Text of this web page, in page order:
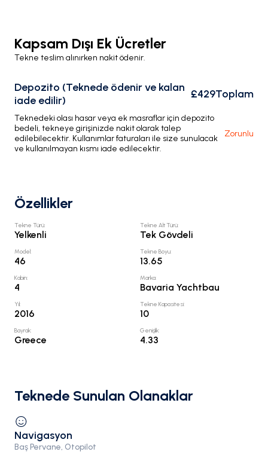
Kapsam Dışı Ek Ücretler
Tekne teslim alınırken nakit ödenir.
Depozito (Teknede ödenir ve kalan
iade edilir)
£429Toplam
Teknedeki olası hasar veya ek masraflar için depozito
bedeli, tekneye girişinizde nakit olarak talep
edilebilecektir. Kullanımlar faturaları ile size sunulacak
ve kullanılmayan kısmı iade edilecektir.
Zorunlu
Özellikler
Tekne Türü:
Yelkenli
Tekne Alt Türü:
Tek Gövdeli
Model:
46
Tekne Boyu:
13.65
Kabin:
4
Marka:
Bavaria Yachtbau
Yıl:
2016
Tekne Kapasitesi:
10
Bayrak:
Greece
Genişlik:
4.33
Teknede Sunulan Olanaklar
Navigasyon
Baş Pervane, Otopilot